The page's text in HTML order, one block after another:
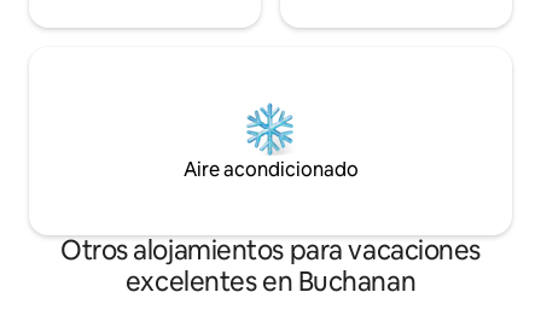
Aire acondicionado
Otros alojamientos para vacaciones
excelentes en Buchanan